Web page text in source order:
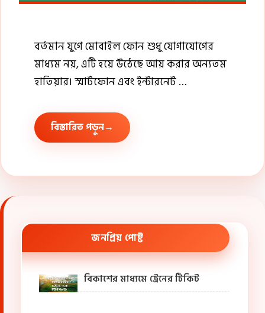
বর্তমান যুগে মোবাইল ফোন শুধু যোগাযোগের
মাধ্যম নয়, এটি হয়ে উঠেছে আয় করার অন্যতম
হাতিয়ার। স্মার্টফোন এবং ইন্টারনেট …
বিস্তারিত পড়ুন
জনপ্রিয় পোষ্ট
বিকাশের মাধ্যমে ট্রেনের টিকিট